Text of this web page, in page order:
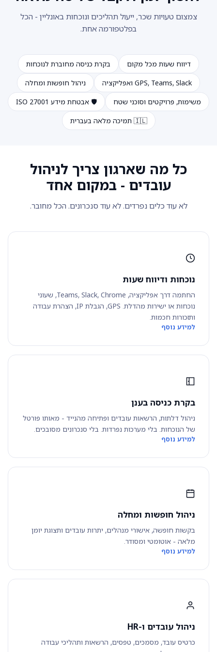
צמצום טעויות שכר, ייעול תהליכים ונוכחות באונליין - הכל
בפלטפורמה אחת.
דיווח שעות מכל מקום בקרת כניסה מחוברת לנוכחות
GPS, Teams, Slack ואפליקציה ניהול חופשות ומחלה
משימות, פרויקטים וסוכני שטח 🛡️ אבטחת מידע ISO 27001
🇮🇱 תמיכה מלאה בעברית
כל מה שארגון צריך לניהול
עובדים - במקום אחד
לא עוד כלים נפרדים. לא עוד סנכרונים. הכל מחובר.
נוכחות ודיווח שעות
החתמה דרך אפליקציה, Teams, Slack, Chrome, שעוני
נוכחות או ישירות מהדלת. GPS, הגבלת IP, הצהרת עבודה
ותזכורות חכמות.
למידע נוסף
בקרת כניסה בענן
ניהול דלתות, הרשאות עובדים ופתיחה מהנייד - מאותו פורטל
של הנוכחות. בלי מערכות נפרדות. בלי סנכרונים מסובכים.
למידע נוסף
ניהול חופשות ומחלה
בקשות חופשה, אישורי מנהלים, יתרות עובדים ותצוגת יומן
מלאה - אוטומטי ומסודר.
למידע נוסף
ניהול עובדים ו-HR
כרטיס עובד, מסמכים, טפסים, הרשאות ותהליכי עבודה